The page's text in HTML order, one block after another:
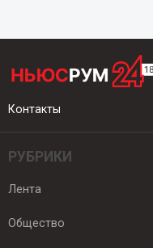
Контакты
РУБРИКИ
Лента
Общество